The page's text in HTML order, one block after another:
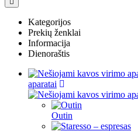
Kategorijos
Prekių ženklai
Informacija
Dienoraštis
aparatai
Outin